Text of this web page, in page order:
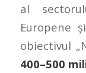
al
Europene
obiectivul
400–500